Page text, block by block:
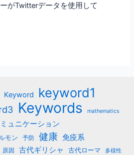
がTwitterデータを使用して
Keyword keyword1
Keywords mathematics
ュニケーション
モン 予防 健康 免疫系
原因 古代ギリシャ 古代ローマ 多様性